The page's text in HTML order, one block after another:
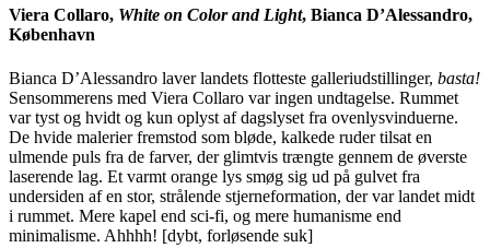
Viera Collaro, White on Color and Light, Bianca D’Alessandro,
København
Bianca D’Alessandro laver landets flotteste galleriudstillinger, basta!
Sensommerens med Viera Collaro var ingen undtagelse. Rummet
var tyst og hvidt og kun oplyst af dagslyset fra ovenlysvinduerne.
De hvide malerier fremstod som bløde, kalkede ruder tilsat en
ulmende puls fra de farver, der glimtvis trængte gennem de øverste
laserende lag. Et varmt orange lys smøg sig ud på gulvet fra
undersiden af en stor, strålende stjerneformation, der var landet midt
i rummet. Mere kapel end sci-fi, og mere humanisme end
minimalisme. Ahhhh! [dybt, forløsende suk]